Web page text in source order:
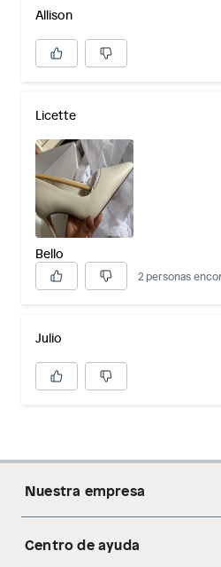
Allison
Licette
Bello
2 personas
Julio
Nuestra empresa
Acerca de nosotros
Centro de ayuda